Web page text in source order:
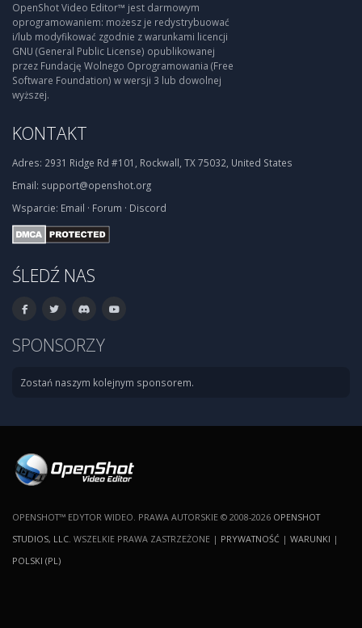
OpenShot Video Editor™ jest darmowym
oprogramowaniem: możesz je redystrybuować
i/lub modyfikować zgodnie z warunkami licencji
GNU (General Public License) opublikowanej
przez Fundację Wolnego Oprogramowania (Free
Software Foundation) w wersji 3 lub dowolnej
wyższej.
KONTAKT
Adres: 2931 Ridge Rd #101, Rockwall, TX 75032, United States
Email: support@openshot.org
Wsparcie: Email · Forum · Discord
ŚLEDŹ NAS
SPONSORZY
Zostań naszym kolejnym sponsorem.
OPENSHOT™ EDYTOR WIDEO. PRAWA AUTORSKIE © 2008-2026 OPENSHOT
STUDIOS, LLC . WSZELKIE PRAWA ZASTRZEŻONE | PRYWATNOŚĆ | WARUNKI |
POLSKI (PL)